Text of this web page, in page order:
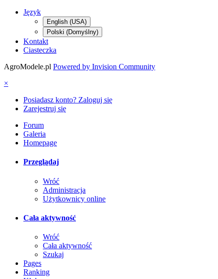
Język
English (USA)
Polski (Domyślny)
Kontakt
Ciasteczka
AgroModele.pl Powered by Invision Community
×
Posiadasz konto? Zaloguj się
Zarejestruj się
Forum
Galeria
Homepage
Przeglądaj
Wróć
Administracja
Użytkownicy online
Cała aktywność
Wróć
Cała aktywność
Szukaj
Pages
Ranking